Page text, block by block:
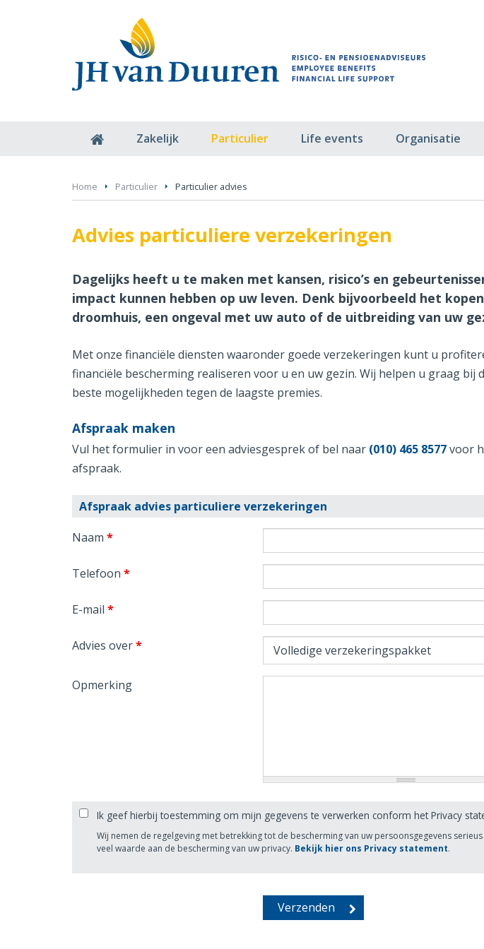
Zakelijk Particulier Life events Organisatie
Home Particulier Particulier advies
Advies particuliere verzekeringen
Dagelijks heeft u te maken met kansen, risico’s en
impact kunnen hebben op uw leven. Denk bijvoorbeeld het
droomhuis, een ongeval met uw auto of de uitbreiding van uw
Met onze financiële diensten waaronder goede verzekeringen kunt u
financiële bescherming realiseren voor u en uw gezin. Wij helpen u graag bij
beste mogelijkheden tegen de laagste premies.
Afspraak maken
Vul het formulier in voor een adviesgesprek of bel naar (010) 465 8577voor
afspraak.
Afspraak advies particuliere verzekeringen
Naam *
Telefoon *
E-mail *
Advies over*
Opmerking
Ik geef hierbij toestemming om mijn gegevens te verwerken conform het Privacy
Wij nemen de regelgeving met betrekking tot de bescherming van uw persoonsgegevens serieus
veel waarde aan de bescherming van uw privacy. Bekijk hier ons Privacy statement.